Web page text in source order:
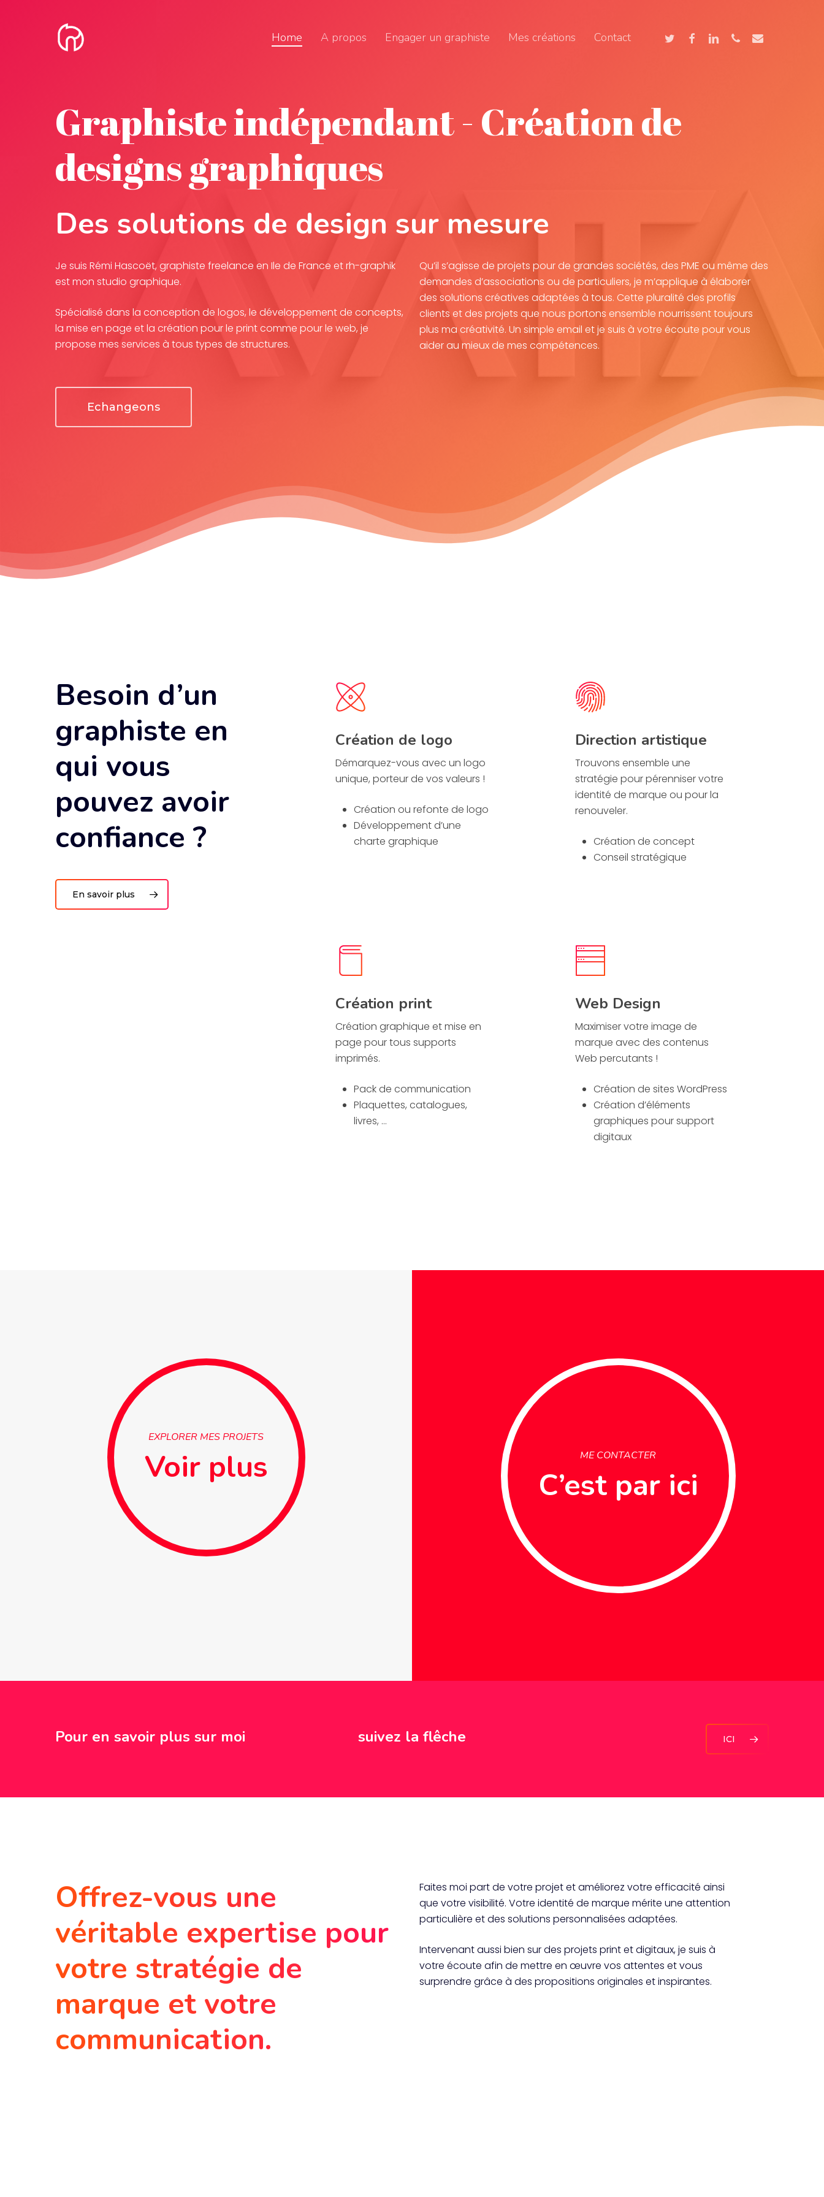
Home A propos Engager un graphiste Mes créations Contact twitterfacebooklinkedinphoneemail
Graphiste indépendant - Création de
designs graphiques
Des solutions de design sur mesure
Je suis Rémi Hascoët, graphiste freelance en Ile de France et rh-graphik
est mon studio graphique.
Spécialisé dans la conception de logos, le développement de concepts,
la mise en page et la création pour le print comme pour le web, je
propose mes services à tous types de structures.
Qu’il s’agisse de projets pour de grandes sociétés, des PME ou même des
demandes d’associations ou de particuliers, je m’applique à élaborer
des solutions créatives adaptées à tous. Cette pluralité des profils
clients et des projets que nous portons ensemble nourrissent toujours
plus ma créativité. Un simple email et je suis à votre écoute pour vous
aider au mieux de mes compétences.
Echangeons
Besoin d’un
graphiste en
qui vous
pouvez avoir
confiance ?
En savoir plus
Création de logo
Démarquez-vous avec un logo
unique, porteur de vos valeurs !
Création ou refonte de logo
Développement d’une
charte graphique
Direction artistique
Trouvons ensemble une
stratégie pour pérenniser votre
identité de marque ou pour la
renouveler.
Création de concept
Conseil stratégique
Création print
Création graphique et mise en
page pour tous supports
imprimés.
Pack de communication
Plaquettes, catalogues,
livres, …
Web Design
Maximiser votre image de
marque avec des contenus
Web percutants !
Création de sites WordPress
Création d’éléments
graphiques pour support
digitaux
EXPLORER MES PROJETS
Voir plus ME CONTACTER
C’est par ici
Pour en savoir plus sur moi suivez la flêche ICI
Offrez-vous une
véritable expertise pour
votre stratégie de
marque et votre
communication.
Faites moi part de votre projet et améliorez votre efficacité ainsi
que votre visibilité. Votre identité de marque mérite une attention
particulière et des solutions personnalisées adaptées.
Intervenant aussi bien sur des projets print et digitaux, je suis à
votre écoute afin de mettre en œuvre vos attentes et vous
surprendre grâce à des propositions originales et inspirantes.